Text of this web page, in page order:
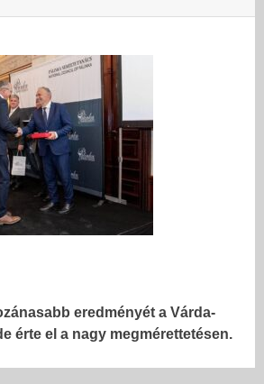
eredményét a Várda-
érte el a nagy megmérettetésen.